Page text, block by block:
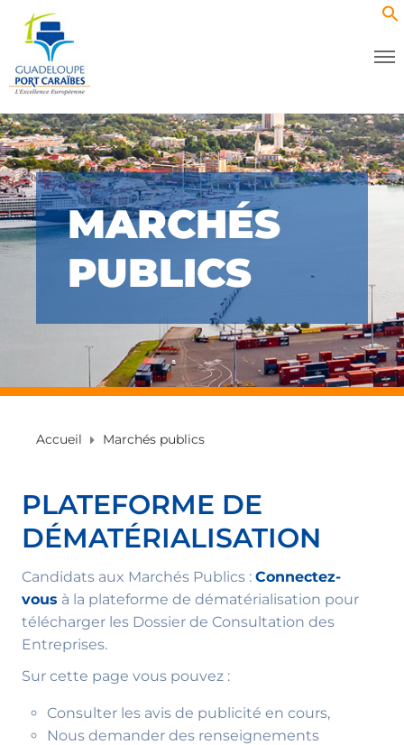
MARCHÉS
PUBLICS
Accueil Marchés publics
PLATEFORME DE
DÉMATÉRIALISATION
Candidats aux Marchés Publics : Connectez-
vous à la plateforme de dématérialisation pour
télécharger les Dossier de Consultation des
Entreprises.
Sur cette page vous pouvez :
Consulter les avis de publicité en cours,
Nous demander des renseignements